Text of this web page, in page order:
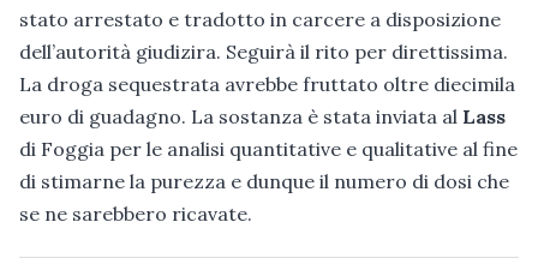
stato arrestato e tradotto in carcere a disposizione
dell’autorità giudizira. Seguirà il rito per direttissima.
La droga sequestrata avrebbe fruttato oltre diecimila
euro di guadagno. La sostanza è stata inviata al Lass
di Foggia per le analisi quantitative e qualitative al fine
di stimarne la purezza e dunque il numero di dosi che
se ne sarebbero ricavate.